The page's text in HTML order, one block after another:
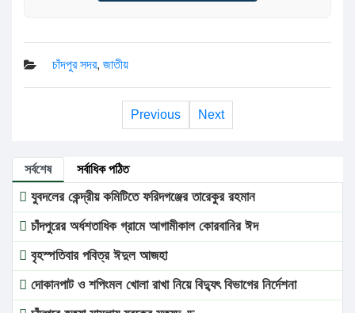
চাঁদপুর সদর, জাতীয়
Previous Next
সর্বশেষ সর্বাধিক পঠিত
যুবদলের কেন্দ্রীয় কমিটিতে ফরিদগঞ্জের তারেকুর রহমান
চাঁদপুরের অর্ধশতাধিক গ্রামে আগামীকাল কোরবানির ঈদ
বৃহস্পতিবার পবিত্র ঈদুল আজহা
দোকানপাট ও শপিংমল খোলা রাখা নিয়ে বিদ্যুৎ বিভাগের নির্দেশনা